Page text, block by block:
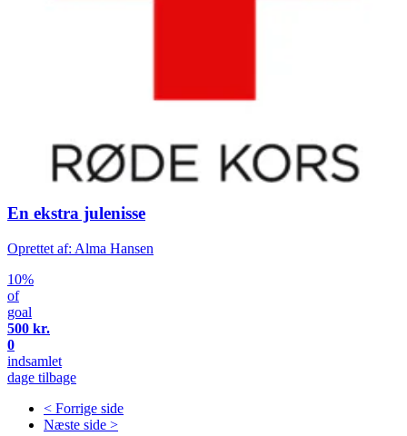
En ekstra julenisse
Oprettet af: Alma Hansen
10%
of
goal
500 kr.
0
indsamlet
dage tilbage
< Forrige side
Næste side >